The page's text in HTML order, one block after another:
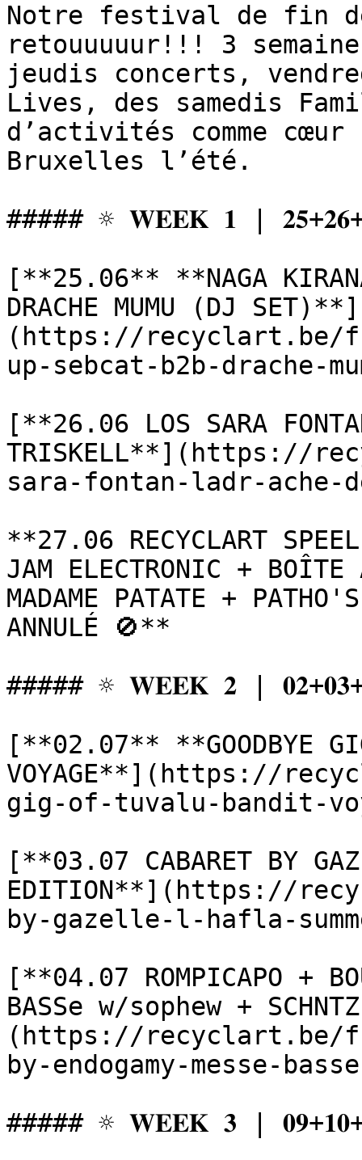
Notre festival de fin
retouuuuur!!! 3
jeudis concerts,
Lives, des samedis
d’activités comme
Bruxelles l’été.
##### ☼ 𝐖𝐄𝐄𝐊 𝟏 |
[**25.06** **NAGA
DRACHE MUMU (DJ SET)**]
(https://recyclart.be/
up-sebcat-b2b-drache-
[**26.06 LOS SARA
TRISKELL**](https://
sara-fontan-ladr-
**27.06 RECYCLART
JAM ELECTRONIC + BOÎTE
MADAME PATATE +
ANNULÉ 🚫**
##### ☼ 𝐖𝐄𝐄𝐊 𝟐 |
[**02.07** **GOODBYE
VOYAGE**](https://
gig-of-tuvalu-bandit-
[**03.07 CABARET BY
EDITION**](https://
by-gazelle-l-hafla-
[**04.07 ROMPICAPO +
BASSe w/sophew +
(https://recyclart.be/fr/
by-endogamy-messe-
##### ☼ 𝐖𝐄𝐄𝐊 𝟑 |